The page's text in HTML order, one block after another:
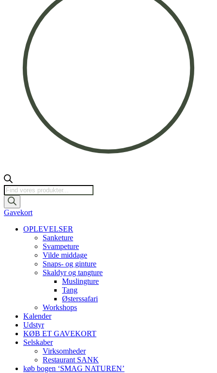
Products
search
Gavekort
OPLEVELSER
Sanketure
Svampeture
Vilde middage
Snaps- og ginture
Skaldyr og tangture
Muslingture
Tang
Østerssafari
Workshops
Kalender
Udstyr
KØB ET GAVEKORT
Selskaber
Virksomheder
Restaurant SANK
køb bogen ‘SMAG NATUREN’